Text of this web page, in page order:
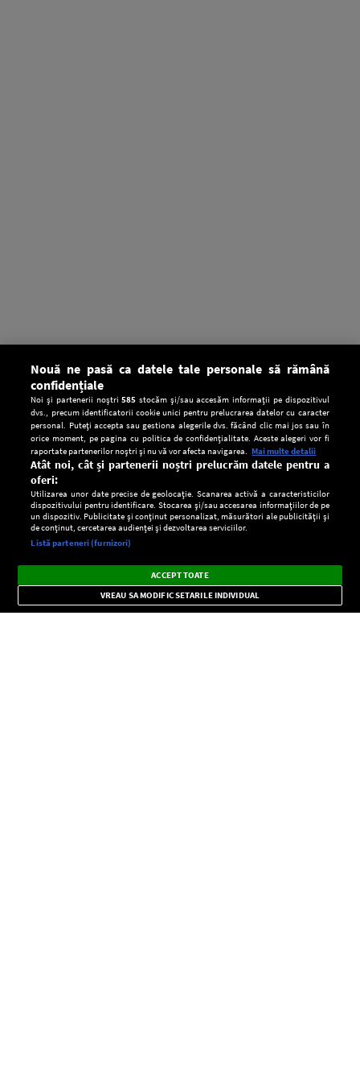
CONFIDENŢIALITATE
Setări:
Dark
Mode
Radio live, podcasturi, știri și alerte
importante.
×
Nouă ne pasă ca datele tale personale să rămână
confidențiale
Noi și partenerii noștri585 stocăm și/sau accesăm informații pe dispozitivul
dvs., precum identificatorii cookie unici pentru prelucrarea datelor cu caracter
personal. Puteți accepta sau gestiona alegerile dvs. făcând clic mai jos sau în
orice moment, pe pagina cu politica de confidențialitate. Aceste alegeri vor fi
raportate partenerilor noștri și nu vă vor afecta navigarea. Mai multe detalii
Atât noi, cât și partenerii noștri prelucrăm datele pentru a
oferi:
Utilizarea unor date precise de geolocație. Scanarea activă a caracteristicilor
dispozitivului pentru identificare. Stocarea și/sau accesarea informațiilor de pe
un dispozitiv. Publicitate și conținut personalizat, măsurători ale publicității și
de conținut, cercetarea audienței și dezvoltarea serviciilor.
Listă parteneri (furnizori)
ACCEPT TOATE
VREAU SA MODIFIC SETARILE INDIVIDUAL